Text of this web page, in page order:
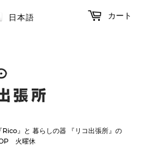
』と 暮らしの器 『リコ出張所』の
火曜休
日本語 カート